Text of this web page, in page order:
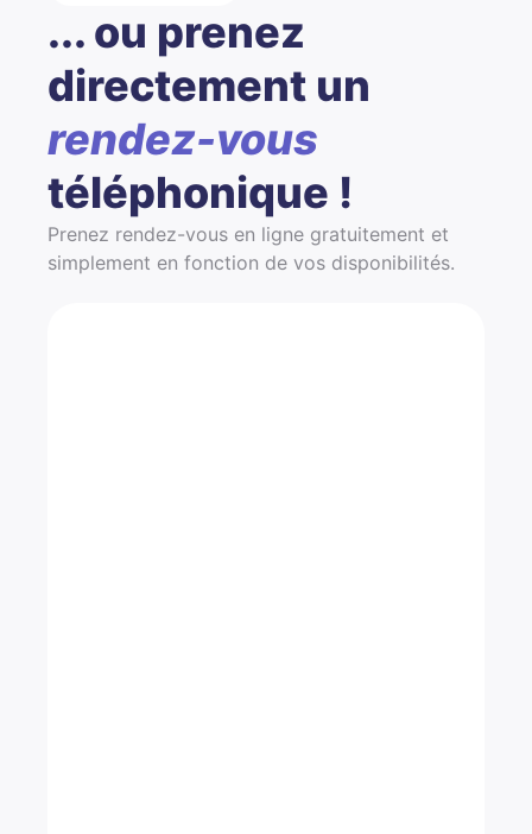
... ou prenez
directement un
rendez-vous
téléphonique !
Prenez rendez-vous en ligne gratuitement et
simplement en fonction de vos disponibilités.